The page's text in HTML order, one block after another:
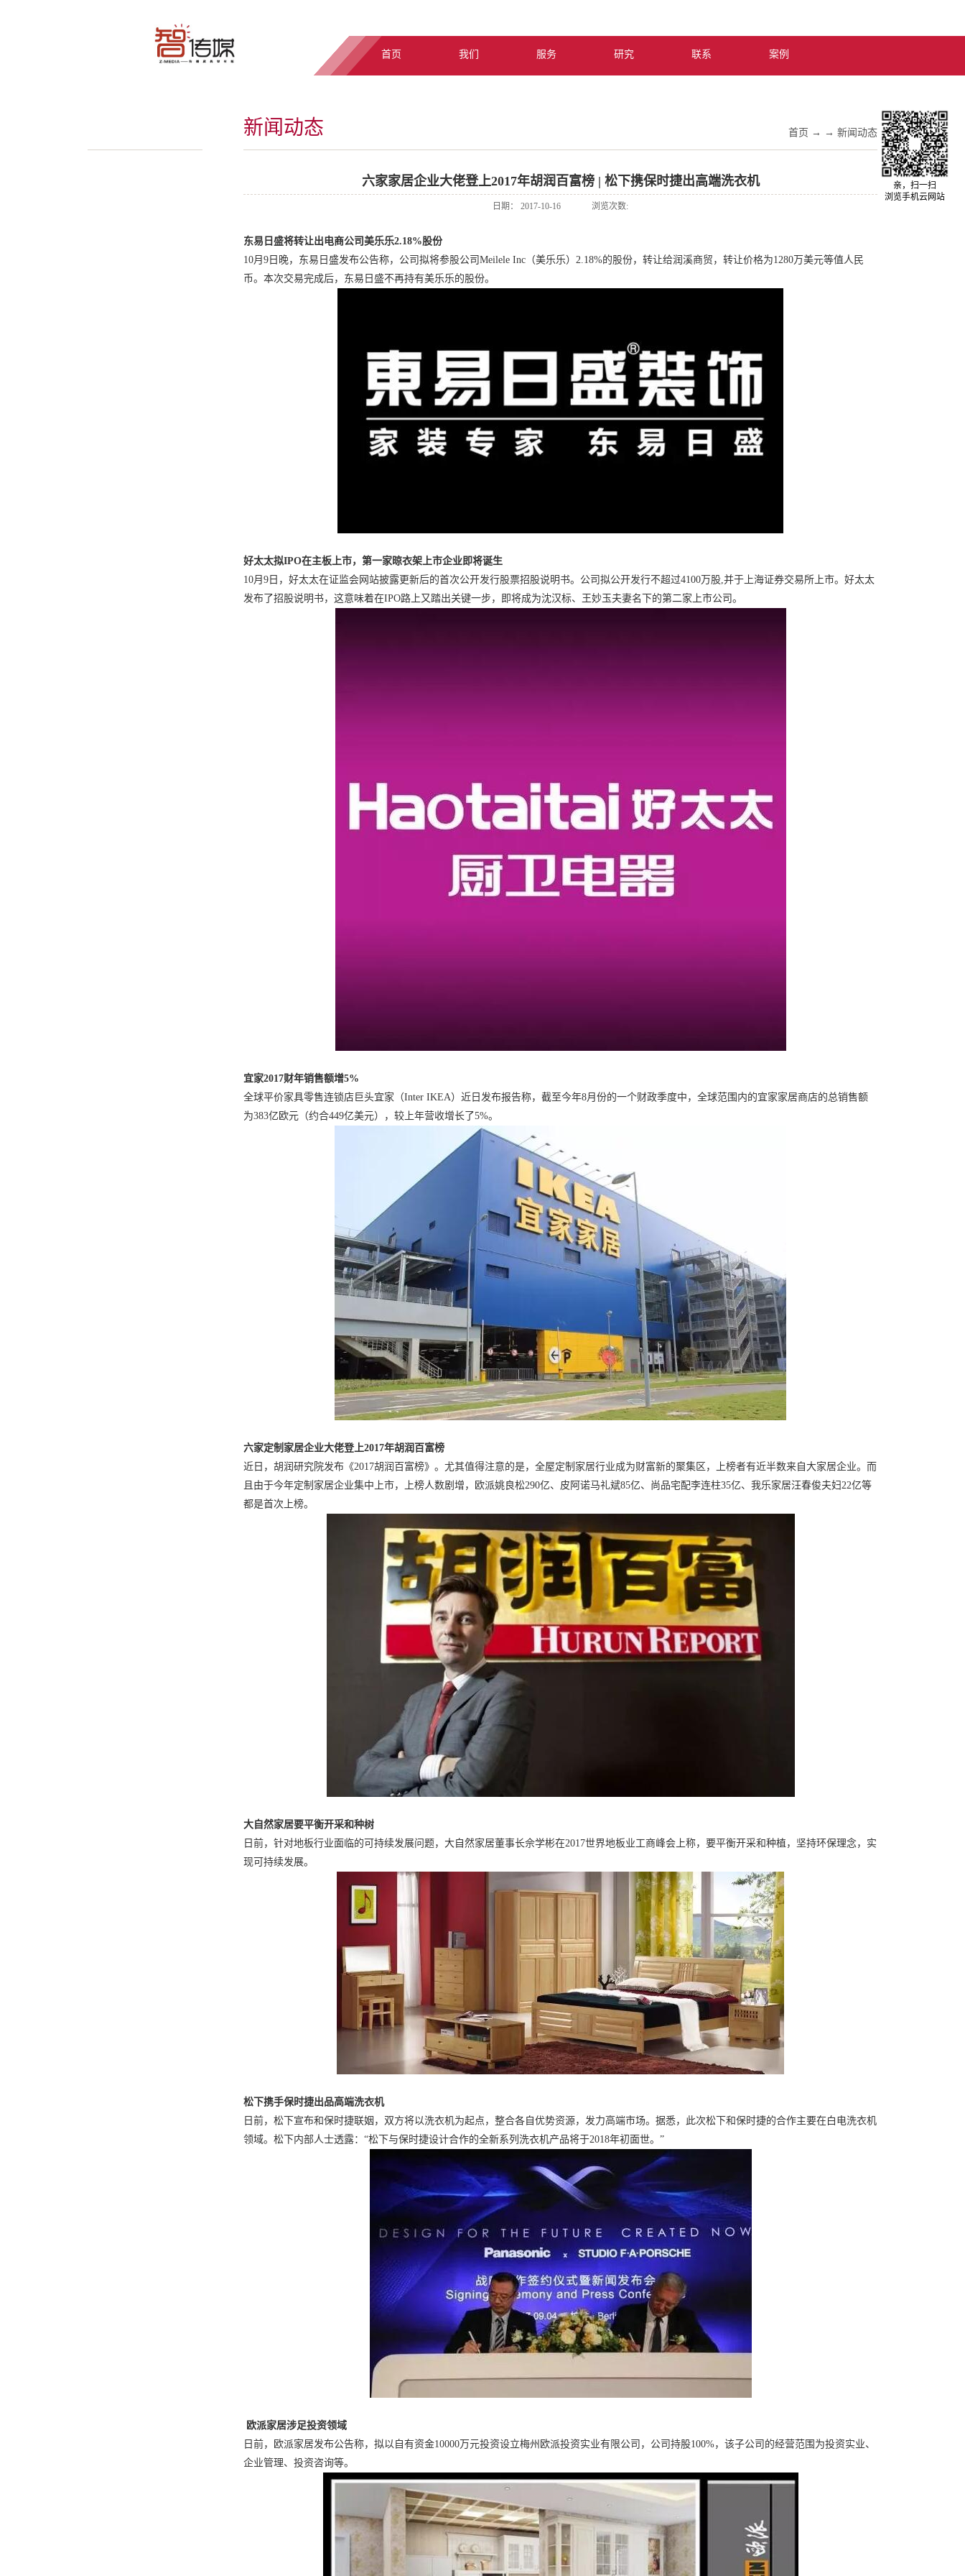
首页 我们 服务 研究 联系 案例
新闻动态 首页 → → 新闻动态
六家家居企业大佬登上2017年胡润百富榜 | 松下携保时捷出高端洗衣机
日期： 2017-10-16 浏览次数:
东易日盛将转让出电商公司美乐乐2.18%股份
10月9日晚，东易日盛发布公告称，公司拟将参股公司Meilele Inc（美乐乐）2.18%的股份，转让给润溪商贸，转让价格为1280万美元等值人民
币。本次交易完成后，东易日盛不再持有美乐乐的股份。
好太太拟IPO在主板上市，第一家晾衣架上市企业即将诞生
10月9日，好太太在证监会网站披露更新后的首次公开发行股票招股说明书。公司拟公开发行不超过4100万股,并于上海证券交易所上市。好太太
发布了招股说明书，这意味着在IPO路上又踏出关键一步，即将成为沈汉标、王妙玉夫妻名下的第二家上市公司。
宜家2017财年销售额增5%
全球平价家具零售连锁店巨头宜家（Inter IKEA）近日发布报告称，截至今年8月份的一个财政季度中，全球范围内的宜家家居商店的总销售额
为383亿欧元（约合449亿美元），较上年营收增长了5%。
六家定制家居企业大佬登上2017年胡润百富榜
近日，胡润研究院发布《2017胡润百富榜》。尤其值得注意的是，全屋定制家居行业成为财富新的聚集区，上榜者有近半数来自大家居企业。而
且由于今年定制家居企业集中上市，上榜人数剧增，欧派姚良松290亿、皮阿诺马礼斌85亿、尚品宅配李连柱35亿、我乐家居汪春俊夫妇22亿等
都是首次上榜。
大自然家居要平衡开采和种树
日前，针对地板行业面临的可持续发展问题，大自然家居董事长佘学彬在2017世界地板业工商峰会上称，要平衡开采和种植，坚持环保理念，实
现可持续发展。
松下携手保时捷出品高端洗衣机
日前，松下宣布和保时捷联姻，双方将以洗衣机为起点，整合各自优势资源，发力高端市场。据悉，此次松下和保时捷的合作主要在白电洗衣机
领域。松下内部人士透露：“松下与保时捷设计合作的全新系列洗衣机产品将于2018年初面世。”
欧派家居涉足投资领域
日前，欧派家居发布公告称，拟以自有资金10000万元投资设立梅州欧派投资实业有限公司，公司持股100%，该子公司的经营范围为投资实业、
企业管理、投资咨询等。
亲，扫一扫
浏览手机云网站